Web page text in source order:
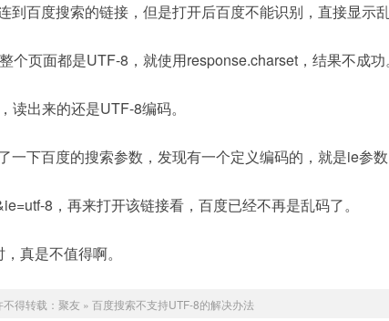
百度搜索的链接，但是打开后百度不能识别，直接显示乱
个页面都是UTF-8，就使用response.charset，结果不成功。
出来的还是UTF-8编码。
下百度的搜索参数，发现有一个定义编码的，就是ie参数
8，再来打开该链接看，百度已经不再是乱码了。
真是不值得啊。
得转载： 聚友 » 百度搜索不支持UTF-8的解决办法